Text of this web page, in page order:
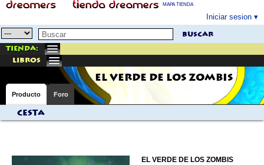
MAPA TIENDA
Iniciar sesion
buscar
Tienda:
libros
EL VERDE DE LOS ZOMBIS
Producto Foro
Cesta
EL VERDE DE LOS ZOMBIS